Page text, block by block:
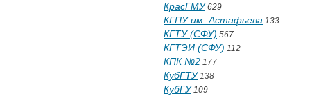
КрасГМУ629
КГПУ им. Астафьева 133
КГТУ (СФУ) 567
КГТЭИ (СФУ) 112
КПК №2 177
КубГТУ138
КубГУ109